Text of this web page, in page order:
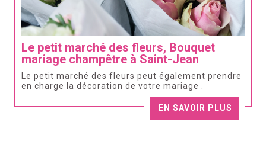
Le petit marché des fleurs, Bouquet
mariage champêtre à Saint-Jean
Le petit marché des fleurs peut également prendre
en charge la décoration de votre mariage .
EN SAVOIR PLUS